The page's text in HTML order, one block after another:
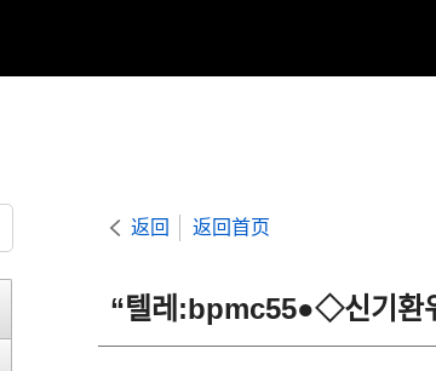
返回 返回首页
“텔레:bpmc55●◇신기환